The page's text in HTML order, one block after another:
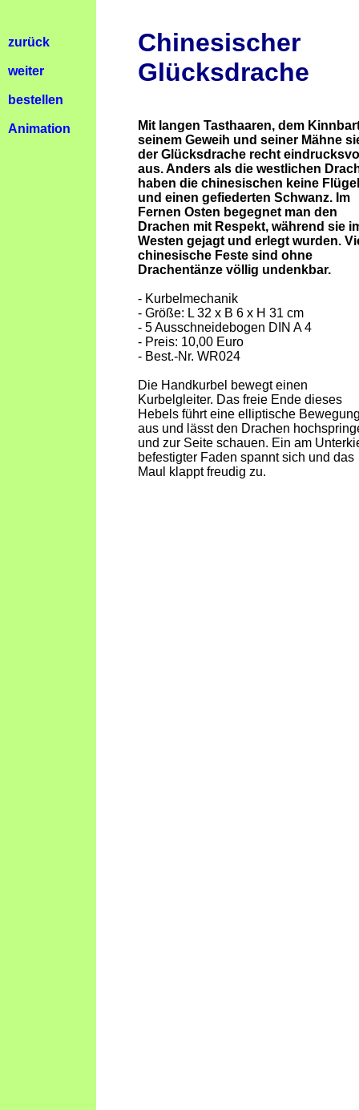
zurück
weiter
bestellen
Animation
Chinesischer
Glücksdrache
Mit langen Tasthaaren, dem
seinem Geweih und seiner Mähne
der Glücksdrache recht
aus. Anders als die westlichen
haben die chinesischen keine Flügel
und einen gefiederten Schwanz. Im
Fernen Osten begegnet man den
Drachen mit Respekt, während sie
Westen gejagt und erlegt wurden.
chinesische Feste sind ohne
Drachentänze völlig undenkbar.
- Kurbelmechanik
- Größe: L 32 x B 6 x H 31 cm
- 5 Ausschneidebogen DIN A 4
- Preis: 10,00 Euro
- Best.-Nr. WR024
Die Handkurbel bewegt einen
Kurbelgleiter. Das freie Ende dieses
Hebels führt eine elliptische
aus und lässt den Drachen
und zur Seite schauen. Ein am
befestigter Faden spannt sich und das
Maul klappt freudig zu.